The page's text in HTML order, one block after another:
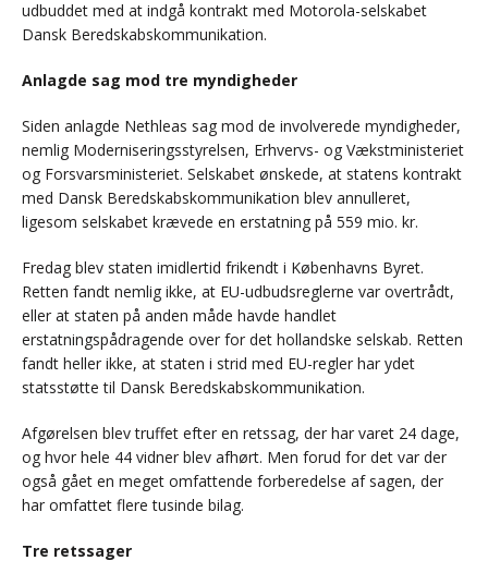
udbuddet med at indgå kontrakt med Motorola-selskabet
Dansk Beredskabskommunikation.
Anlagde sag mod tre myndigheder
Siden anlagde Nethleas sag mod de involverede myndigheder,
nemlig Moderniseringsstyrelsen, Erhvervs- og Vækstministeriet
og Forsvarsministeriet. Selskabet ønskede, at statens kontrakt
med Dansk Beredskabskommunikation blev annulleret,
ligesom selskabet krævede en erstatning på 559 mio. kr.
Fredag blev staten imidlertid frikendt i Københavns Byret.
Retten fandt nemlig ikke, at EU-udbudsreglerne var overtrådt,
eller at staten på anden måde havde handlet
erstatningspådragende over for det hollandske selskab. Retten
fandt heller ikke, at staten i strid med EU-regler har ydet
statsstøtte til Dansk Beredskabskommunikation.
Afgørelsen blev truffet efter en retssag, der har varet 24 dage,
og hvor hele 44 vidner blev afhørt. Men forud for det var der
også gået en meget omfattende forberedelse af sagen, der
har omfattet flere tusinde bilag.
Tre retssager